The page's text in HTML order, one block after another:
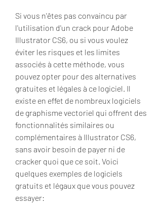
Si vous n'êtes pas convaincu par
l'utilisation d'un crack pour Adobe
Illustrator CS6, ou si vous voulez
éviter les risques et les limites
associés à cette méthode, vous
pouvez opter pour des alternatives
gratuites et légales à ce logiciel. Il
existe en effet de nombreux logiciels
de graphisme vectoriel qui offrent des
fonctionnalités similaires ou
complémentaires à Illustrator CS6,
sans avoir besoin de payer ni de
cracker quoi que ce soit. Voici
quelques exemples de logiciels
gratuits et légaux que vous pouvez
essayer: